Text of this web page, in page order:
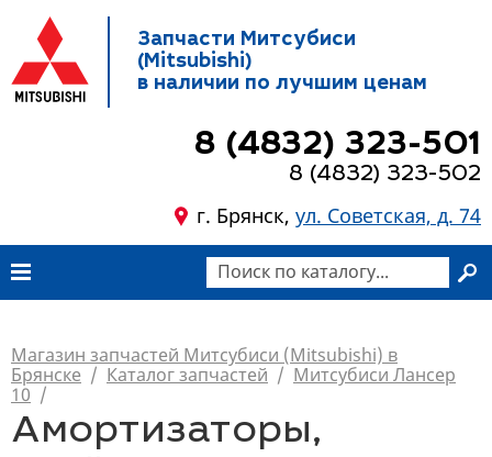
Запчасти Митсубиси
(Mitsubishi)
в наличии по лучшим ценам
8 (4832) 323-501
8 (4832) 323-502
г. Брянск, ул. Советская, д. 74
Магазин запчастей Митсубиси (Mitsubishi) в
Брянске / Каталог запчастей / Митсубиси Лансер
10 /
Амортизаторы,